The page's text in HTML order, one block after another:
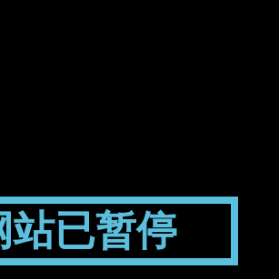
站已暂停